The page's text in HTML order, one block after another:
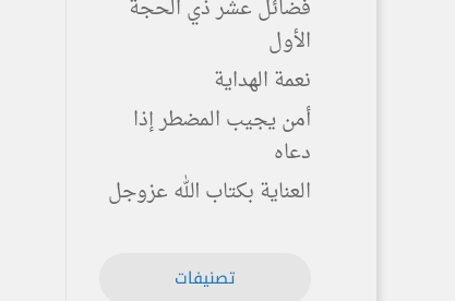
فضائل عشر ذي الحجة
الأول
نعمة الهداية
أمن يجيب المضطر إذا
دعاه
العناية بكتاب الله عزوجل
تصنيفات